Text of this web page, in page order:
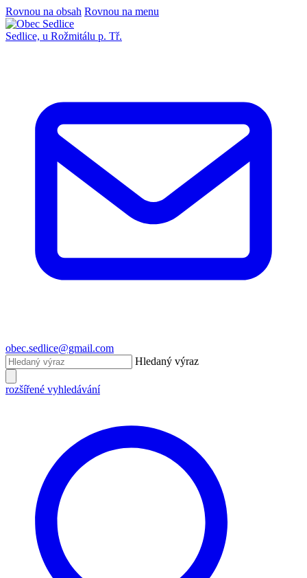
Rovnou na obsah Rovnou na menu
Sedlice, u Rožmitálu p. Tř.
obec.sedlice@gmail.com
Hledaný výraz
rozšířené vyhledávání